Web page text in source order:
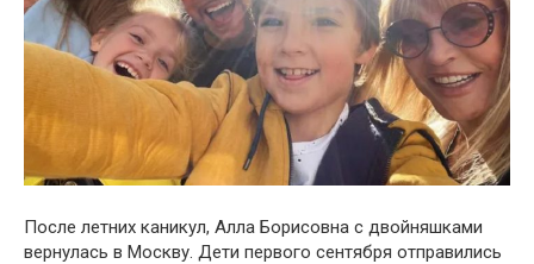
После летних каникул, Алла Борисовна с двойняшками
вернулась в Москву. Дети первого сентября отправились